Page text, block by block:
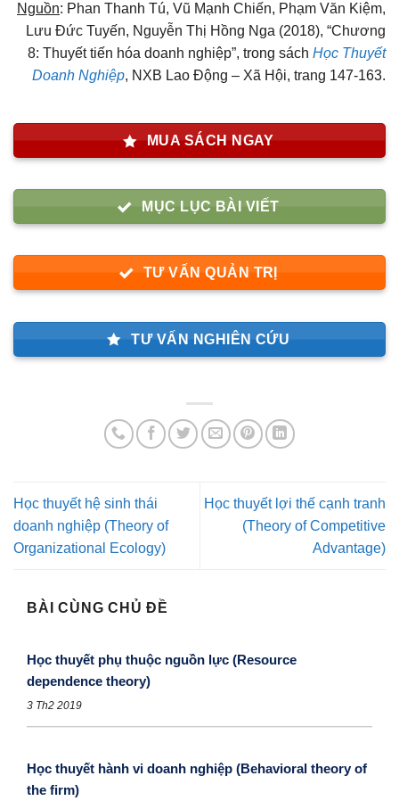
Nguồn: Phan Thanh Tú, Vũ Mạnh Chiến, Phạm Văn Kiệm,
Lưu Đức Tuyến, Nguyễn Thị Hồng Nga (2018), “Chương
8: Thuyết tiến hóa doanh nghiệp”, trong sách Học Thuyết
Doanh Nghiệp, NXB Lao Động – Xã Hội, trang 147-163.
MUA SÁCH NGAY
MỤC LỤC BÀI VIẾT
TƯ VẤN QUẢN TRỊ
TƯ VẤN NGHIÊN CỨU
Học thuyết hệ sinh thái
doanh nghiệp (Theory of
Organizational Ecology)
Học thuyết lợi thế cạnh tranh
(Theory of Competitive
Advantage)
BÀI CÙNG CHỦ ĐỀ
Học thuyết phụ thuộc nguồn lực (Resource
dependence theory)
3 Th2 2019
Học thuyết hành vi doanh nghiệp (Behavioral theory of
the firm)